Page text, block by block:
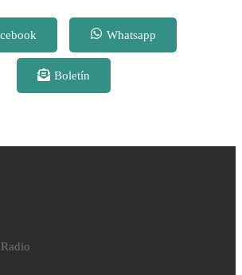
Whatsapp
Boletín